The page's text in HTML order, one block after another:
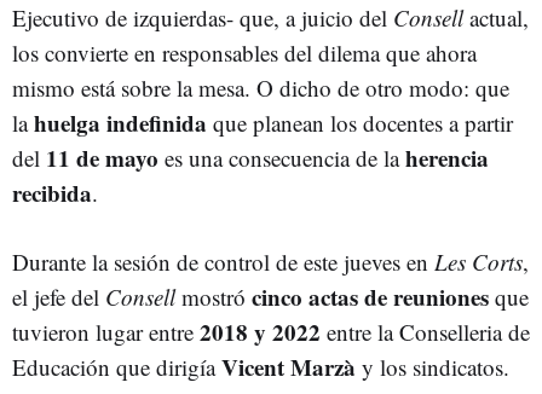
Ejecutivo de izquierdas- que, a juicio del Consellactual,
los convierte en responsables del dilema que ahora
mismo está sobre la mesa. O dicho de otro modo: que
lahuelga indefinida que planean los docentes a partir
del 11 de mayo es una consecuencia de laherencia
recibida.
Durante la sesión de control de este jueves en Les Corts,
el jefe del Consellmostró cinco actas de reuniones que
tuvieron lugar entre 2018 y 2022 entre la Conselleria de
Educación que dirigíaVicent Marzà y los sindicatos.